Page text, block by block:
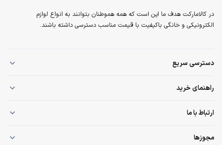
در کالامارکت هدف ما این است که همه هموطنان بتوانند به انواع لوازم
الکترونیکی و خانگی باکیفیت با قیمت مناسب دسترسی داشته باشند.
دسترسی سریع
خرید قسطی
راهنمای خرید
قوانین و مقررات
راهنمای مرجوعی
ارتباط با ما
۰۹۳۰۰۸۸۱۹۵۵
مجوزها